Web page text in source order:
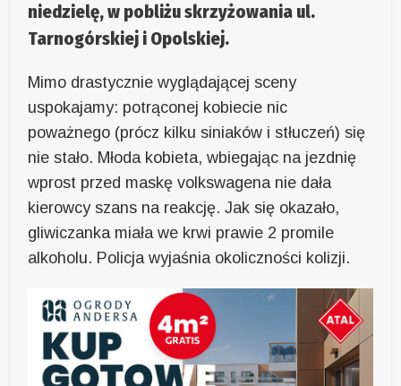
niedzielę, w pobliżu skrzyżowania ul.
Tarnogórskiej i Opolskiej.
Mimo drastycznie wyglądającej sceny
uspokajamy: potrąconej kobiecie nic
poważnego (prócz kilku siniaków i stłuczeń) się
nie stało. Młoda kobieta, wbiegając na jezdnię
wprost przed maskę volkswagena nie dała
kierowcy szans na reakcję. Jak się okazało,
gliwiczanka miała we krwi prawie 2 promile
alkoholu. Policja wyjaśnia okoliczności kolizji.